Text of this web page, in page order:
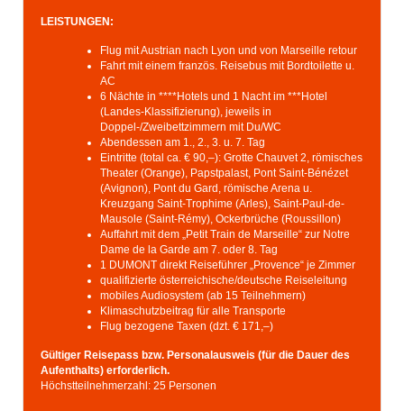
LEISTUNGEN:
Flug mit Austrian nach Lyon und von Marseille retour
Fahrt mit einem französ. Reisebus mit Bordtoilette u.
AC
6 Nächte in ****Hotels und 1 Nacht im ***Hotel
(Landes-Klassifizierung), jeweils in
Doppel-/Zweibettzimmern mit Du/WC
Abendessen am 1., 2., 3. u. 7. Tag
Eintritte (total ca. € 90,–): Grotte Chauvet 2, römisches
Theater (Orange), Papstpalast, Pont Saint-Bénézet
(Avignon), Pont du Gard, römische Arena u.
Kreuzgang Saint-Trophime (Arles), Saint-Paul-de-
Mausole (Saint-Rémy), Ockerbrüche (Roussillon)
Auffahrt mit dem „Petit Train de Marseille“ zur Notre
Dame de la Garde am 7. oder 8. Tag
1 DUMONT direkt Reiseführer „Provence“ je Zimmer
qualifizierte österreichische/deutsche Reiseleitung
mobiles Audiosystem (ab 15 Teilnehmern)
Klimaschutzbeitrag für alle Transporte
Flug bezogene Taxen (dzt. € 171,–)
Gültiger Reisepass bzw. Personalausweis (für die Dauer des
Aufenthalts) erforderlich.
Höchstteilnehmerzahl: 25 Personen